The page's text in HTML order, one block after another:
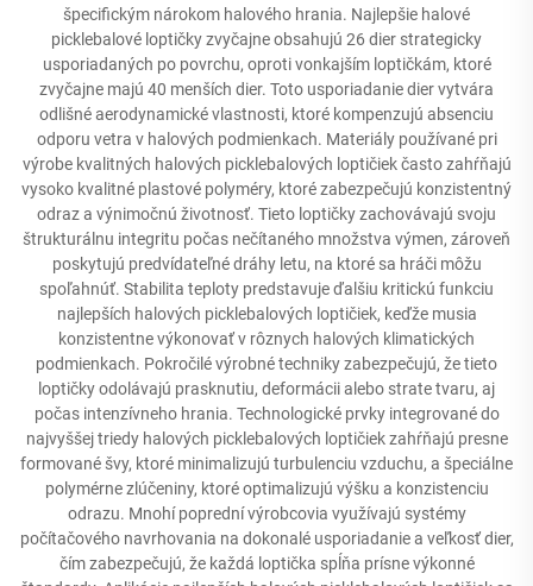
špecifickým nárokom halového hrania. Najlepšie halové
picklebalové loptičky zvyčajne obsahujú 26 dier strategicky
usporiadaných po povrchu, oproti vonkajším loptičkám, ktoré
zvyčajne majú 40 menších dier. Toto usporiadanie dier vytvára
odlišné aerodynamické vlastnosti, ktoré kompenzujú absenciu
odporu vetra v halových podmienkach. Materiály používané pri
výrobe kvalitných halových picklebalových loptičiek často zahŕňajú
vysoko kvalitné plastové polyméry, ktoré zabezpečujú konzistentný
odraz a výnimočnú životnosť. Tieto loptičky zachovávajú svoju
štrukturálnu integritu počas nečítaného množstva výmen, zároveň
poskytujú predvídateľné dráhy letu, na ktoré sa hráči môžu
spoľahnúť. Stabilita teploty predstavuje ďalšiu kritickú funkciu
najlepších halových picklebalových loptičiek, keďže musia
konzistentne výkonovať v rôznych halových klimatických
podmienkach. Pokročilé výrobné techniky zabezpečujú, že tieto
loptičky odolávajú prasknutiu, deformácii alebo strate tvaru, aj
počas intenzívneho hrania. Technologické prvky integrované do
najvyššej triedy halových picklebalových loptičiek zahŕňajú presne
formované švy, ktoré minimalizujú turbulenciu vzduchu, a špeciálne
polymérne zlúčeniny, ktoré optimalizujú výšku a konzistenciu
odrazu. Mnohí poprední výrobcovia využívajú systémy
počítačového navrhovania na dokonalé usporiadanie a veľkosť dier,
čím zabezpečujú, že každá loptička spĺňa prísne výkonné